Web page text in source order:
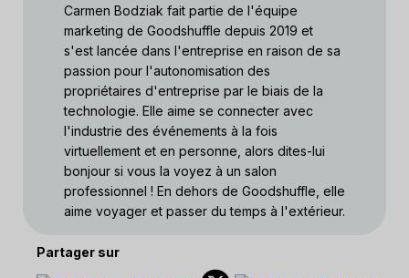
Carmen Bodziak fait partie de l'équipe
marketing de Goodshuffle depuis 2019 et
s'est lancée dans l'entreprise en raison de sa
passion pour l'autonomisation des
propriétaires d'entreprise par le biais de la
technologie. Elle aime se connecter avec
l'industrie des événements à la fois
virtuellement et en personne, alors dites-lui
bonjour si vous la voyez à un salon
professionnel ! En dehors de Goodshuffle, elle
aime voyager et passer du temps à l'extérieur.
Partager sur